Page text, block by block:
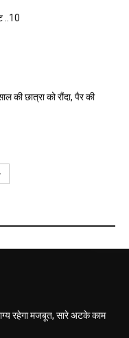
..10
की छात्रा को रौंदा, पैर की
रहेगा मजबूत, सारे अटके काम